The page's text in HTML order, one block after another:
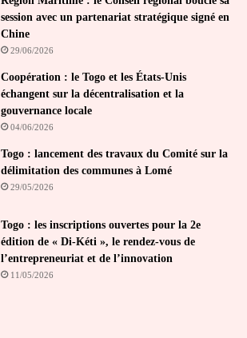
session avec un partenariat stratégique signé en
Chine
29/06/2026
Coopération : le Togo et les États-Unis
échangent sur la décentralisation et la
gouvernance locale
04/06/2026
Togo : lancement des travaux du Comité sur la
délimitation des communes à Lomé
29/05/2026
Togo : les inscriptions ouvertes pour la 2e
édition de « Di-Kéti », le rendez-vous de
l’entrepreneuriat et de l’innovation
11/05/2026